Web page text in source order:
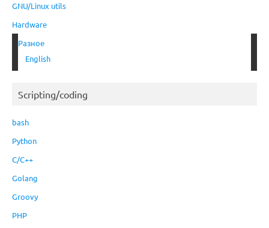
GNU/Linux utils
Hardware
Разное
English
Scripting/coding
bash
Python
C/C++
Golang
Groovy
PHP